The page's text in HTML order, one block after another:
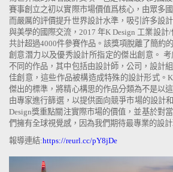
賽事創立之初以實際市場價值爲核心，由眾多
而嚴厲的評價提升世界設計水準，吸引許多設
與美學的國際交流，2017 年K Design 工業設
共計超過4000件參賽作品。該獎項脫離了簡約
創意潛力以及優秀設計所指定的傑出創意。
不同的作品，其中包括由設計師，公司，設計
佳創意，這些作品被構造成特殊的設計形式。
傑出的標準，將精心構思的作品分類為不是以
由專家進行篩選，以提供面向競爭市場的設計
Design獎重點關注實際市場的價值，並基於對
們擁有全球視覺感，因為我們期待最專業的設計
報導連結:https://reurl.cc/pY8jDe